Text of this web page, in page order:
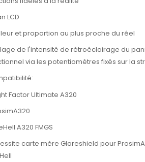
LCD
et proportion au plus proche du réel
de l'intensité de rétroéclairage du
via les potentiomètres fixés sur la
Factor Ultimate A320
A320 FMGS
carte mère Glareshield pour